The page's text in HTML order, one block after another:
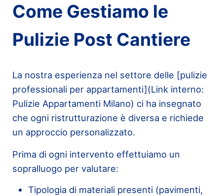
Come Gestiamo le
Pulizie Post Cantiere
La nostra esperienza nel settore delle [pulizie
professionali per appartamenti](Link interno:
Pulizie Appartamenti Milano) ci ha insegnato
che ogni ristrutturazione è diversa e richiede
un approccio personalizzato.
Prima di ogni intervento effettuiamo un
sopralluogo per valutare:
Tipologia di materiali presenti (pavimenti,